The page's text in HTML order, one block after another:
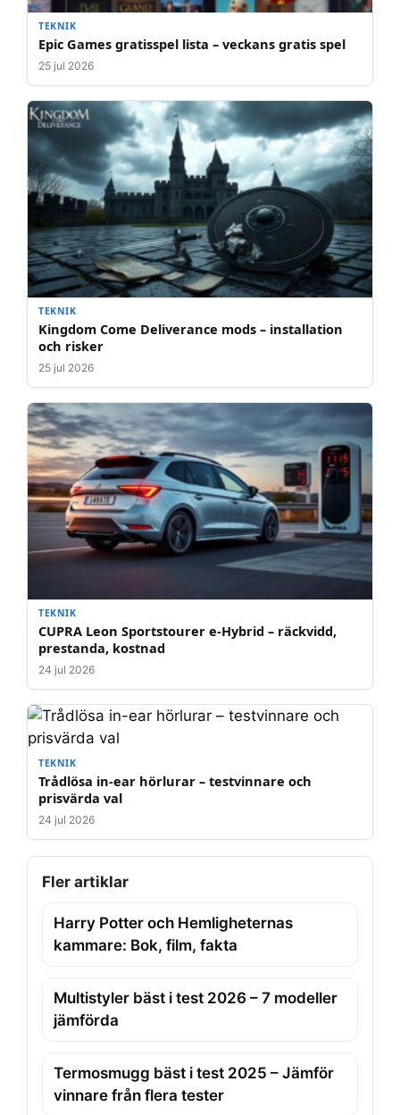
TEKNIK
Epic Games gratisspel lista – veckans gratis spel
25 jul 2026
TEKNIK
Kingdom Come Deliverance mods – installation
och risker
25 jul 2026
TEKNIK
CUPRA Leon Sportstourer e-Hybrid – räckvidd,
prestanda, kostnad
24 jul 2026
TEKNIK
Trådlösa in-ear hörlurar – testvinnare och
prisvärda val
24 jul 2026
Fler artiklar
Harry Potter och Hemligheternas
kammare: Bok, film, fakta
Multistyler bäst i test 2026 – 7 modeller
jämförda
Termosmugg bäst i test 2025 – Jämför
vinnare från flera tester